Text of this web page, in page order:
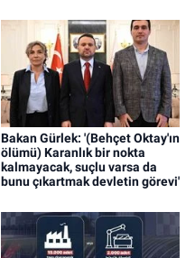
Bakan Gürlek: '(Behçet Oktay'ın
ölümü) Karanlık bir nokta
kalmayacak, suçlu varsa da
bunu çıkartmak devletin görevi'